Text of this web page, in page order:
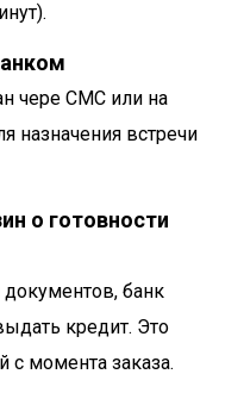
чере СМС или на
назначения встречи
о готовности
банк
кредит. Это
с момента заказа.